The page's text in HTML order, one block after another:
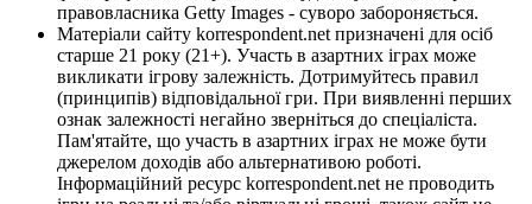
правовласника Getty Images - суворо забороняється.
Матеріали сайту korrespondent.net призначені для осіб
старше 21 року (21+). Участь в азартних іграх може
викликати ігрову залежність. Дотримуйтесь правил
(принципів) відповідальної гри. При виявленні перших
ознак залежності негайно зверніться до спеціаліста.
Пам'ятайте, що участь в азартних іграх не може бути
джерелом доходів або альтернативою роботі.
Інформаційний ресурс korrespondent.net не проводить